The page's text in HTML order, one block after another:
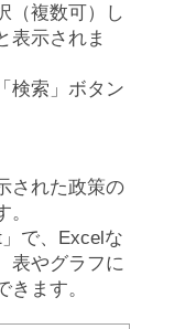
（複数可）し
表示されま
検索」ボタン
された政策の
で、Excelな
表やグラフに
きます。